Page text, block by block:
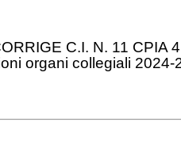
C.I. N. 11 CPIA 4
organi collegiali 2024-